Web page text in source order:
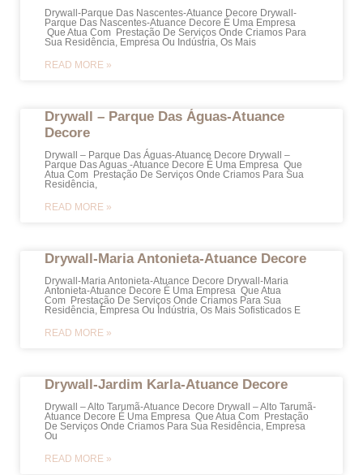
Drywall-Parque Das Nascentes-Atuance Decore Drywall-
Parque Das Nascentes-Atuance Decore É Uma Empresa
Que Atua Com Prestação De Serviços Onde Criamos Para
Sua Residência, Empresa Ou Indústria, Os Mais
READ MORE »
Drywall – Parque Das Águas-Atuance
Decore
Drywall – Parque Das Águas-Atuance Decore Drywall –
Parque Das Aguas -Atuance Decore É Uma Empresa Que
Atua Com Prestação De Serviços Onde Criamos Para Sua
Residência,
READ MORE »
Drywall-Maria Antonieta-Atuance Decore
Drywall-Maria Antonieta-Atuance Decore Drywall-Maria
Antonieta-Atuance Decore É Uma Empresa Que Atua
Com Prestação De Serviços Onde Criamos Para Sua
Residência, Empresa Ou Indústria, Os Mais Sofisticados E
READ MORE »
Drywall-Jardim Karla-Atuance Decore
Drywall – Alto Tarumã-Atuance Decore Drywall – Alto Tarumã-
Atuance Decore É Uma Empresa Que Atua Com Prestação
De Serviços Onde Criamos Para Sua Residência, Empresa
Ou
READ MORE »